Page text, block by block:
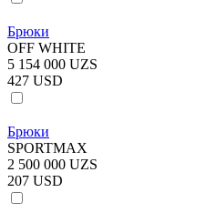
Брюки
OFF WHITE
5 154 000 UZS
427 USD
Брюки
SPORTMAX
2 500 000 UZS
207 USD